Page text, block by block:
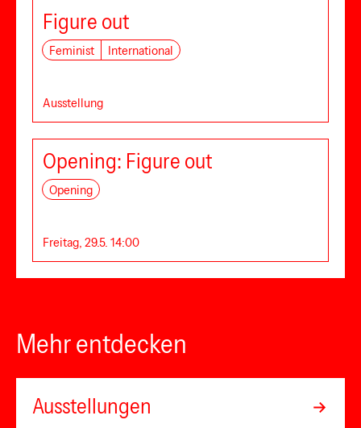
Figure out
Feminist International
Ausstellung
Opening: Figure out
Opening
Freitag, 29.5. 14:00
Mehr entdecken
Ausstellungen